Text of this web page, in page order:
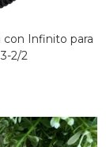
con Infinito para
2/2